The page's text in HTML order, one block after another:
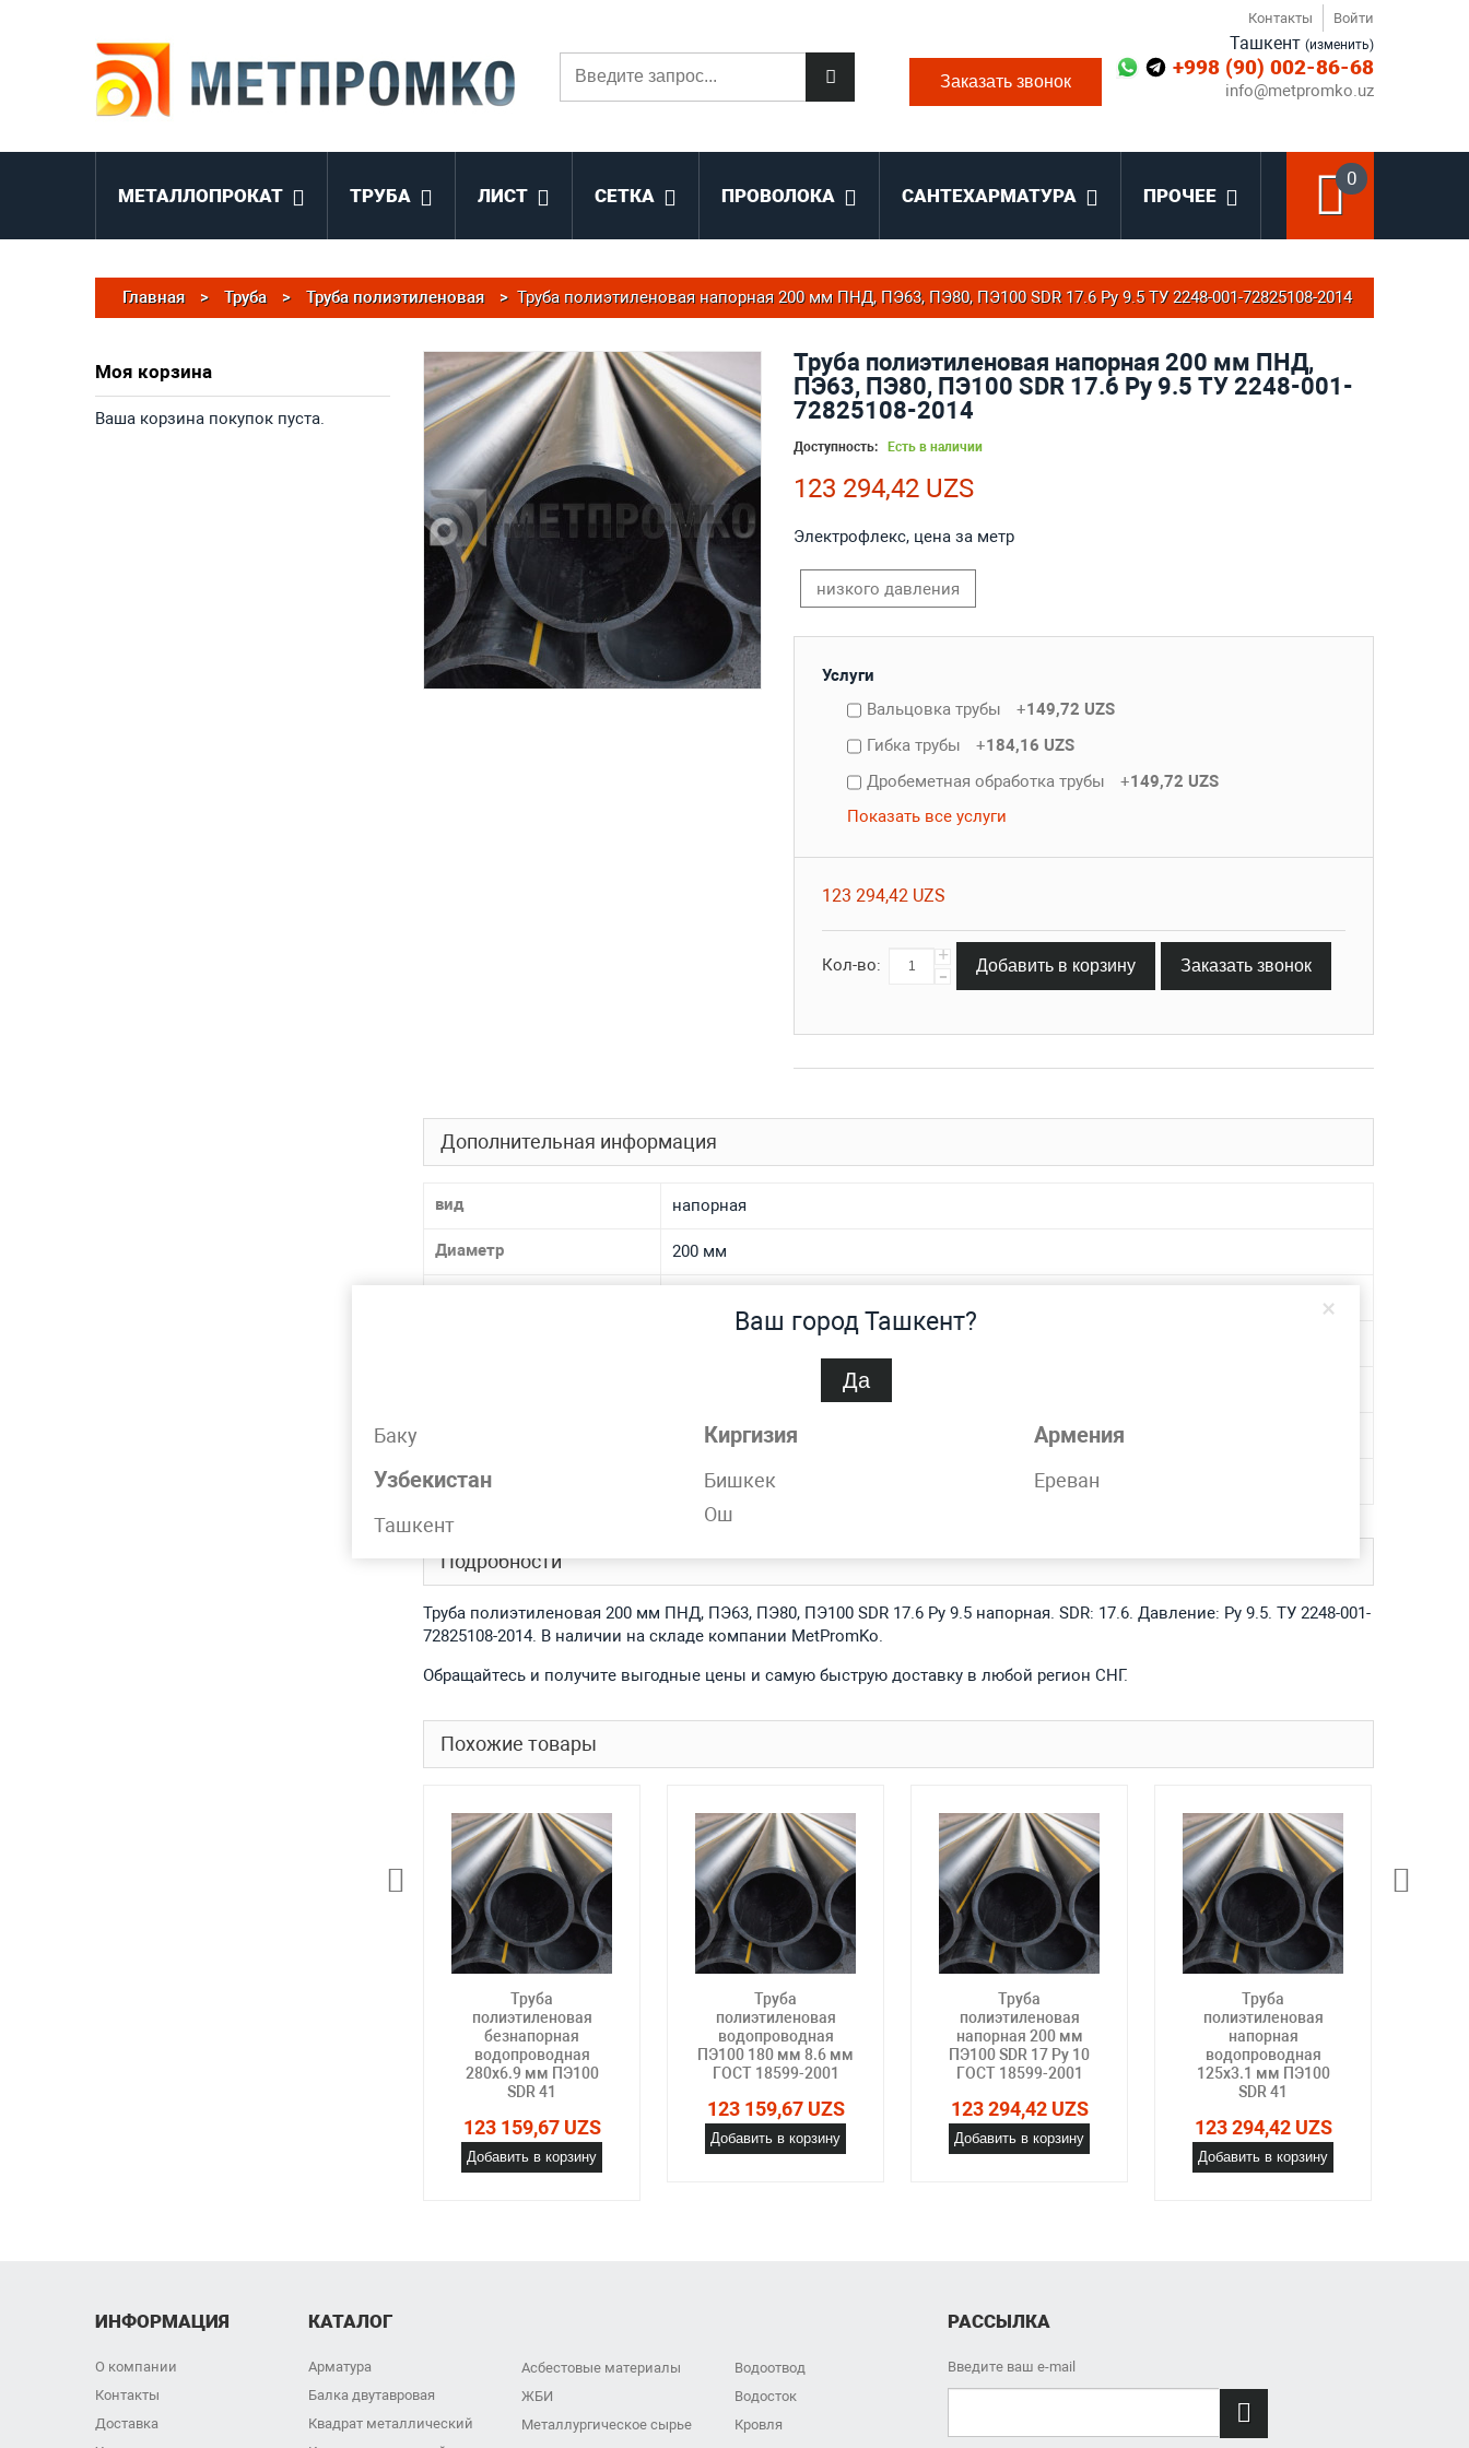
×
Ваш город Ташкент?
Да
Баку
Узбекистан
Ташкент
Киргизия
Бишкек
Ош
Армения
Ереван
Ташкент (изменить)
+998 (90) 002-86-68
info@metpromko.uz
Контакты Войти
Заказать звонок
0
МЕТАЛЛОПРОКАТ
ТРУБА ЛИСТ СЕТКА ПРОВОЛОКА САНТЕХАРМАТУРА ПРОЧЕЕ
Главная > Труба > Труба полиэтиленовая > Труба полиэтиленовая напорная 200 мм ПНД, ПЭ63, ПЭ80, ПЭ100 SDR 17.6 Ру 9.5 ТУ 2248-001-72825108-2014
Труба полиэтиленовая напорная 200 мм ПНД,
ПЭ63, ПЭ80, ПЭ100 SDR 17.6 Ру 9.5 ТУ 2248-001-
72825108-2014
Доступность: Есть в наличии
123 294,42 UZS
Электрофлекс, цена за метр
низкого давления
Услуги
Вальцовка трубы
+149,72 UZS
Гибка трубы
+184,16 UZS
Дробеметная обработка трубы
+149,72 UZS
Показать все услуги
123 294,42 UZS
Кол-во: +
- Добавить в корзину Заказать звонок
Дополнительная информация
вид напорная
Диаметр 200 мм
SDR SDR 17.6
Подробности
Труба полиэтиленовая 200 мм ПНД, ПЭ63, ПЭ80, ПЭ100 SDR 17.6 Ру 9.5 напорная. SDR: 17.6. Давление: Ру 9.5. ТУ 2248-001-
72825108-2014. В наличии на складе компании MetPromKo.
Обращайтесь и получите выгодные цены и самую быструю доставку в любой регион СНГ.
Похожие товары
Труба
полиэтиленовая
безнапорная
водопроводная
280х6.9 мм ПЭ100
SDR 41
123 159,67 UZS
Добавить в корзину
Труба
полиэтиленовая
водопроводная
ПЭ100 180 мм 8.6 мм
ГОСТ 18599-2001
123 159,67 UZS
Добавить в корзину
Труба
полиэтиленовая
напорная 200 мм
ПЭ100 SDR 17 Ру 10
ГОСТ 18599-2001
123 294,42 UZS
Добавить в корзину
Труба
полиэтиленовая
напорная
водопроводная
125х3.1 мм ПЭ100
SDR 41
123 294,42 UZS
Добавить в корзину
Моя корзина
Ваша корзина покупок пуста.
ИНФОРМАЦИЯ
О компании
Контакты
Доставка
КАТАЛОГ
Арматура
Балка двутавровая
Квадрат металлический
Асбестовые материалы
ЖБИ
Металлургическое сырье
Водоотвод
Водосток
Кровля
РАССЫЛКА
Введите ваш e-mail
